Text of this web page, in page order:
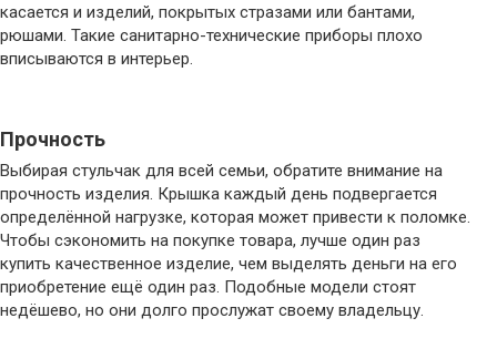
касается и изделий, покрытых стразами или бантами,
рюшами. Такие санитарно-технические приборы плохо
вписываются в интерьер.
Прочность
Выбирая стульчак для всей семьи, обратите внимание на
прочность изделия. Крышка каждый день подвергается
определённой нагрузке, которая может привести к поломке.
Чтобы сэкономить на покупке товара, лучше один раз
купить качественное изделие, чем выделять деньги на его
приобретение ещё один раз. Подобные модели стоят
недёшево, но они долго прослужат своему владельцу.